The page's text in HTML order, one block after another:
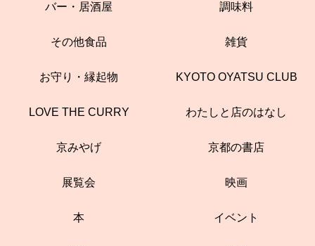
バー・居酒屋 調味料
その他食品 雑貨
お守り・縁起物 KYOTO OYATSU CLUB
LOVE THE CURRY わたしと店のはなし
京みやげ 京都の書店
展覧会 映画
本 イベント